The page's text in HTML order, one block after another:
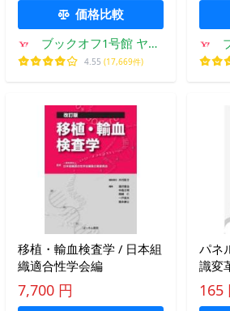
価格比較
ブックオフ1号館 ヤフ
ーショッピング店
4.55 (17,669件)
移植・輸血検査学 / 日本組
織適合性学会編
7,700 円
パネ
識変
94/
【編】
165